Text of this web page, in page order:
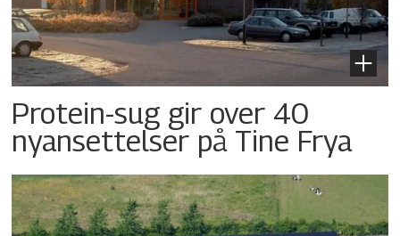
Protein-sug gir over 40
nyansettelser på Tine Frya